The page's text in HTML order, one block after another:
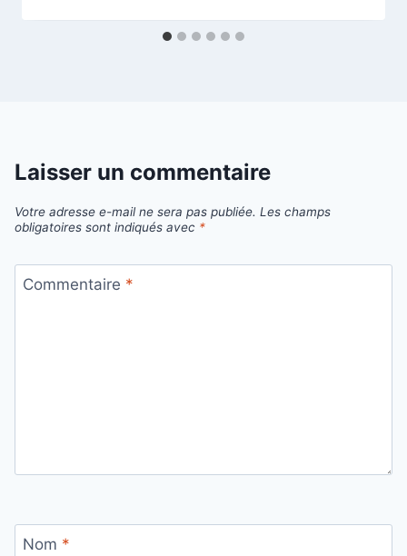
Laisser un commentaire
Votre adresse e-mail ne sera pas publiée. Les champs
obligatoires sont indiqués avec *
Commentaire *
Nom *